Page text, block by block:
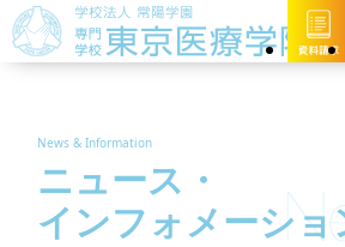
News & Information
ニュース・
インフォメーショ